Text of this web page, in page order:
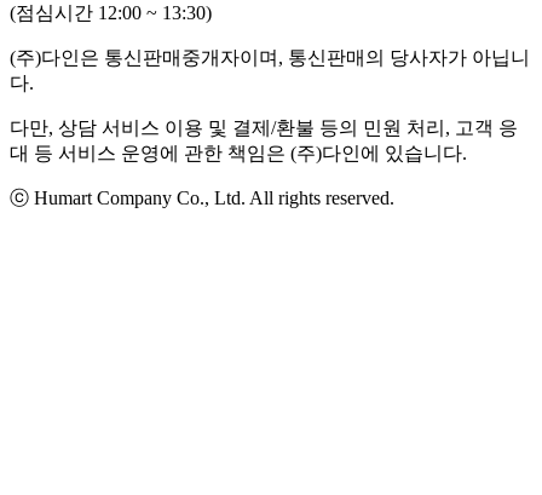
(점심시간 12:00 ~ 13:30)
(주)다인은 통신판매중개자이며, 통신판매의 당사자가 아닙니
다.
다만, 상담 서비스 이용 및 결제/환불 등의 민원 처리, 고객 응
대 등 서비스 운영에 관한 책임은 (주)다인에 있습니다.
ⓒ Humart Company Co., Ltd. All rights reserved.